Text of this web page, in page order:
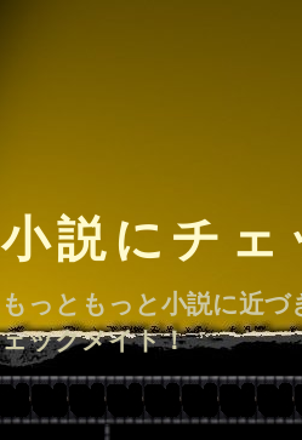
小説にチ
もっともっと小説に近
ェックメイト！